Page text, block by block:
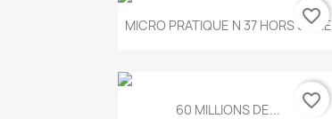
Aperçu rapide
MICRO PRATIQUE N 37 HORS SERIE
favorite_border
Aperçu rapide
60 MILLIONS DE... favorite_border